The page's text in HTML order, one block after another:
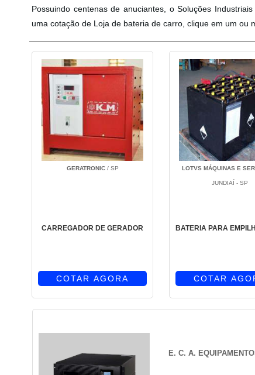
Possuindo centenas de anuciantes, o Soluções
uma cotação de Loja de bateria de carro, clique em um ou
GERATRONIC/ SP
CARREGADOR DE GERADOR
COTAR AGORA
LOTVS MÁQUINAS E
JUNDIAÍ - SP
BATERIA PARA
COTAR
E. C. A.